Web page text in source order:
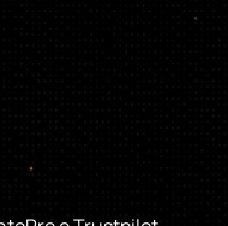
e unisciti al nostro